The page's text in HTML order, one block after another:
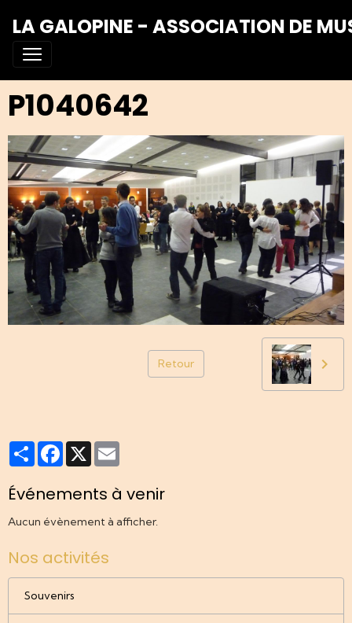
LA GALOPINE - ASSOCIATION DE
P1040642
Retour
PartagerFacebook
X
Événements à venir
Aucun évènement à afficher.
Nos activités
Souvenirs